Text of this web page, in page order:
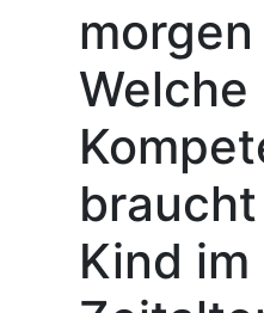
Welche
Kind im